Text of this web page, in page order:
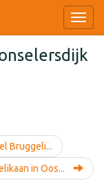
Bruggeli...
in Oos...